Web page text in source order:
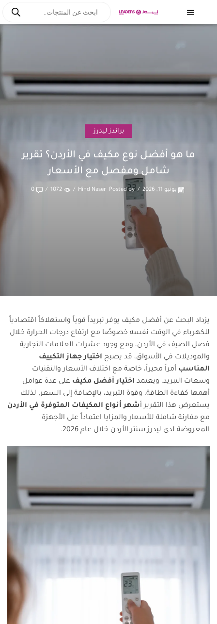
براندز ليدرز
ما هو أفضل نوع مكيف في الأردن؟ تقرير
شامل ومفصل مع الأسعار
يونيو 11, 2026 /
Posted by
Hind Naser
/
1072
/
0
يزداد البحث عن أفضل مكيف يوفر تبريداً قوياً واستهلاكاً اقتصادياً
للكهرباء في الوقت نفسه خصوصًا مع ارتفاع درجات الحرارة خلال
فصل الصيف في الأردن، ومع وجود عشرات العلامات التجارية
والموديلات في الأسواق، قد يصبح اختيار جهاز التكييف
المناسب أمراً محيراً، خاصة مع اختلاف الأسعار والتقنيات
وسعات التبريد، ويعتمد اختيار أفضل مكيف على عدة عوامل
أهمها كفاءة الطاقة، وقوة التبريد، بالإضافة إلى السعر. لذلك
يستعرض هذا التقرير أشهر أنواع المكيفات المتوفرة في الأردن
مع مقارنة شاملة للأسعار والمزايا اعتماداً على الأجهزة
المعروضة لدى ليدرز سنتر الأردن خلال عام 2026.